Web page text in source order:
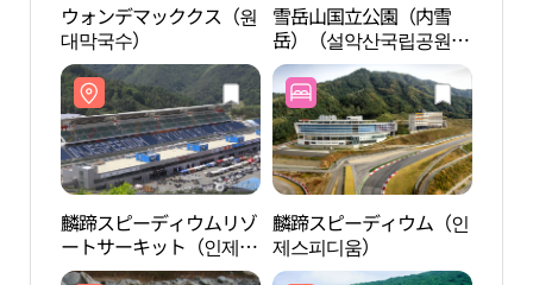
ウォンデマッククス（원
대막국수）
雪岳山国立公園（内雪
岳）（설악산국립공원
（내설악））
麟蹄スピーディウムリゾ
ートサーキット（인제스
피디움리조트 서킷）
麟蹄スピーディウム（인
제스피디움）